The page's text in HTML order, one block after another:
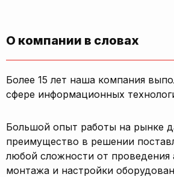
О компании в словах
Более 15 лет наша компания
сфере информационных
Большой опыт работы на рынке
преимущество в решении
любой сложности от проведения
монтажа и настройки